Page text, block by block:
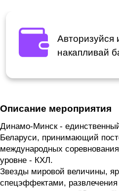
Авторизуйся
накапливай
Описание мероприятия
Динамо-Минск -
Беларуси, принимающий
международных
уровне - КХЛ.
Звезды мировой величины,
спецэффектами,